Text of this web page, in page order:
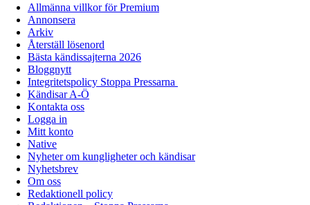
Allmänna villkor för Premium
Annonsera
Arkiv
Återställ lösenord
Bästa kändissajterna 2026
Bloggnytt
Integritetspolicy Stoppa Pressarna
Kändisar A-Ö
Kontakta oss
Logga in
Mitt konto
Native
Nyheter om kungligheter och kändisar
Nyhetsbrev
Om oss
Redaktionell policy